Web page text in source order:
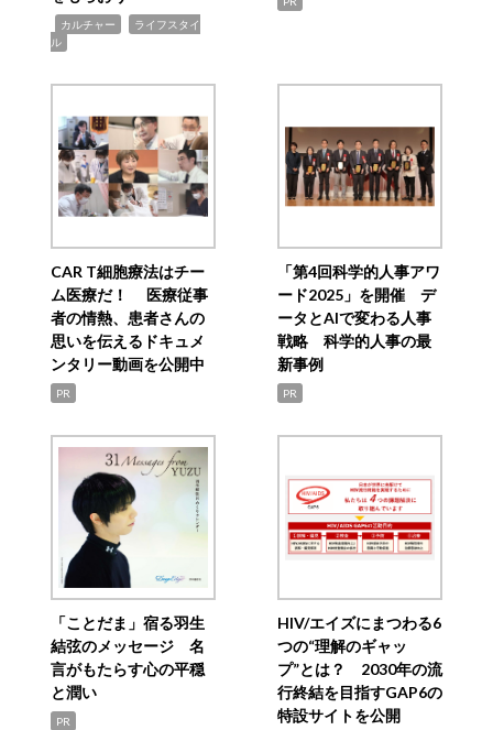
カルチャー
ライフスタイ
ル
CAR T細胞療法はチー
ム医療だ！ 医療従事
者の情熱、患者さんの
思いを伝えるドキュメ
ンタリー動画を公開中
PR
「第4回科学的人事アワ
ード2025」を開催 デ
ータとAIで変わる人事
戦略 科学的人事の最
新事例
PR
「ことだま」宿る羽生
結弦のメッセージ 名
言がもたらす心の平穏
と潤い
PR
HIV/エイズにまつわる6
つの“理解のギャッ
プ”とは？ 2030年の流
行終結を目指すGAP6の
特設サイトを公開